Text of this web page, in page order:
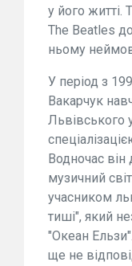
у його житті.
The Beatles
ньому
У період з
Вакарчук
Львівського
Водночас
музичний
учасником
тиші", який
"Океан
ще не